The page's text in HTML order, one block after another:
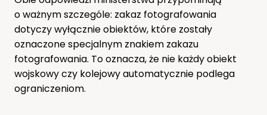
o ważnym szczególe: zakaz fotografowania
dotyczy wyłącznie obiektów, które zostały
oznaczone specjalnym znakiem zakazu
fotografowania. To oznacza, że nie każdy obiekt
wojskowy czy kolejowy automatycznie podlega
ograniczeniom.